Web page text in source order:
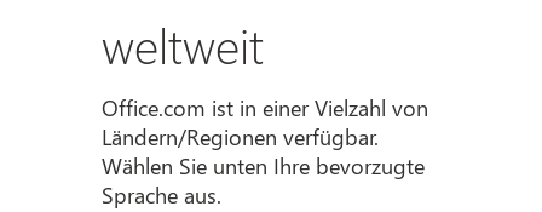
weltweit
Office.com ist in einer Vielzahl von
Ländern/Regionen verfügbar.
Wählen Sie unten Ihre bevorzugte
Sprache aus.